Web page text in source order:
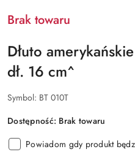
Brak towaru
Dłuto
dł. 16 cm^
Symbol: BT 010T
Dostępność: Brak towaru
Powiadom gdy produkt